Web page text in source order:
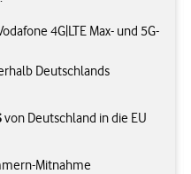
4G|LTE Max- und 5G-
Deutschlands
von Deutschland in die EU
Mitnahme